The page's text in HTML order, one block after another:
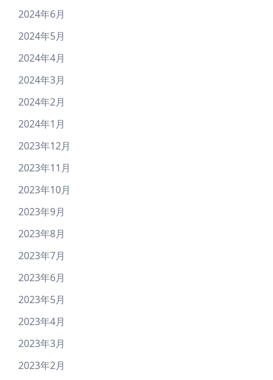
2024年6月
2024年5月
2024年4月
2024年3月
2024年2月
2024年1月
2023年12月
2023年11月
2023年10月
2023年9月
2023年8月
2023年7月
2023年6月
2023年5月
2023年4月
2023年3月
2023年2月